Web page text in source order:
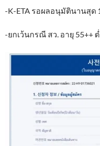
-K-ETA รอผลอนุมัตินานสุด
-ยกเว้นกรณี สว. อายุ 55++